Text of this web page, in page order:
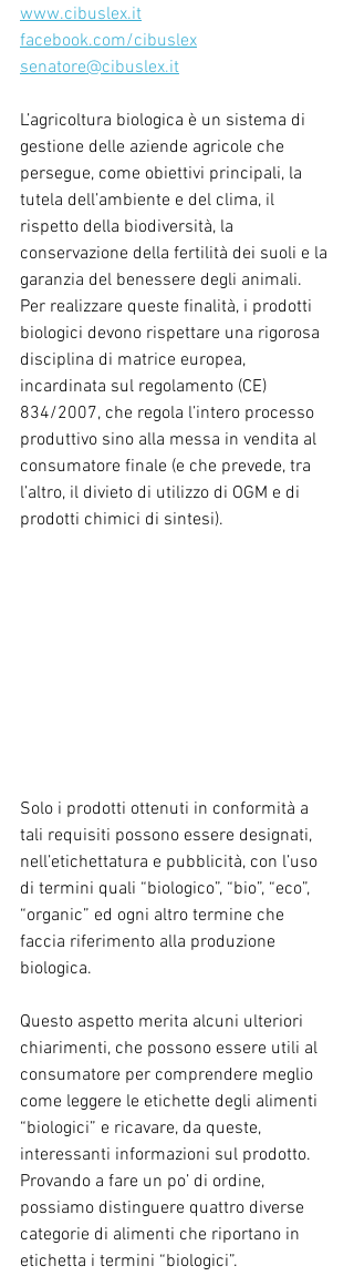
www.cibuslex.it
facebook.com/cibuslex
senatore@cibuslex.it
L’agricoltura biologica è un sistema di
gestione delle aziende agricole che
persegue, come obiettivi principali, la
tutela dell’ambiente e del clima, il
rispetto della biodiversità, la
conservazione della fertilità dei suoli e la
garanzia del benessere degli animali.
Per realizzare queste finalità, i prodotti
biologici devono rispettare una rigorosa
disciplina di matrice europea,
incardinata sul regolamento (CE)
834/2007, che regola l’intero processo
produttivo sino alla messa in vendita al
consumatore finale (e che prevede, tra
l’altro, il divieto di utilizzo di OGM e di
prodotti chimici di sintesi).
Solo i prodotti ottenuti in conformità a
tali requisiti possono essere designati,
nell’etichettatura e pubblicità, con l’uso
di termini quali “biologico”, “bio”, “eco”,
“organic” ed ogni altro termine che
faccia riferimento alla produzione
biologica.
Questo aspetto merita alcuni ulteriori
chiarimenti, che possono essere utili al
consumatore per comprendere meglio
come leggere le etichette degli alimenti
“biologici” e ricavare, da queste,
interessanti informazioni sul prodotto.
Provando a fare un po’ di ordine,
possiamo distinguere quattro diverse
categorie di alimenti che riportano in
etichetta i termini “biologici”.